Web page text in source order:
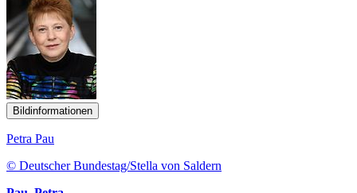
Bildinformationen
Petra Pau
© Deutscher Bundestag/Stella von Saldern